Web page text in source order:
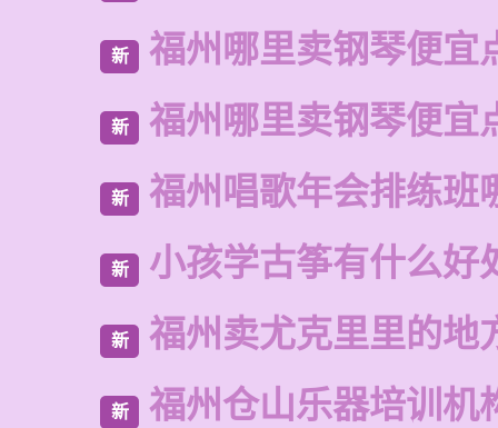
新 福州哪里卖钢琴便宜
新 福州哪里卖钢琴便宜
新 福州唱歌年会排练班
新 小孩学古筝有什么好
新 福州卖尤克里里的地
新 福州仓山乐器培训机